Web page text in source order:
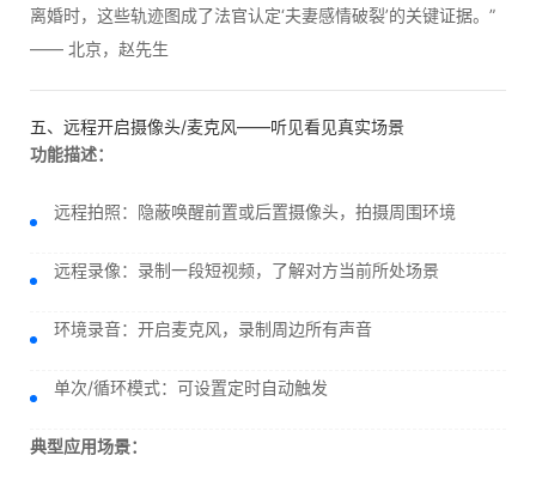
离婚时，这些轨迹图成了法官认定‘夫妻感情破裂’的关键证据。”
—— 北京，赵先生
五、远程开启摄像头/麦克风——听见看见真实场景
功能描述：
远程拍照：隐蔽唤醒前置或后置摄像头，拍摄周围环境
远程录像：录制一段短视频，了解对方当前所处场景
环境录音：开启麦克风，录制周边所有声音
单次/循环模式：可设置定时自动触发
典型应用场景：